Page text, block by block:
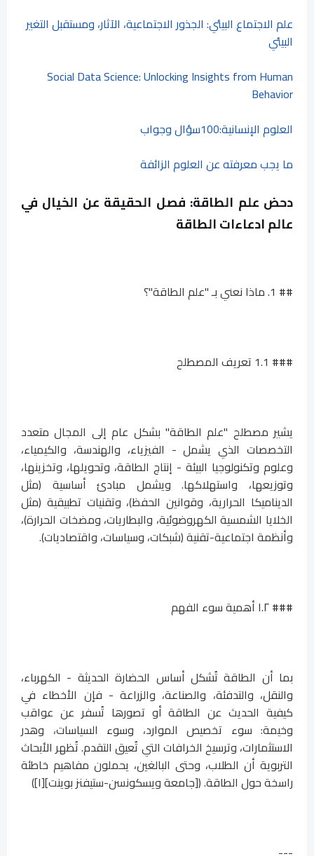
علم الاجتماع البيئي: الجذور الاجتماعية، الآثار، ومستقبل التغير
البيئي
Social Data Science: Unlocking Insights from Human
Behavior
العلوم الإنسانية:100سؤال وجواب
ما يجب معرفته عن العلوم الزائفة
دحض علم الطاقة: فصل الحقيقة عن الخيال في
عالم ادعاءات الطاقة
## 1. ماذا نعني بـ "علم الطاقة"؟
### 1.1 تعريف المصطلح
يشير مصطلح "علم الطاقة" بشكل عام إلى المجال متعدد
التخصصات الذي يشمل - الفيزياء، والهندسة، والكيمياء،
وعلوم وتكنولوجيا البيئة - إنتاج الطاقة، وتحويلها، وتخزينها،
وتوزيعها، واستهلاكها. ويشمل مبادئ أساسية (مثل
الديناميكا الحرارية، وقوانين الحفظ)، وتقنيات تطبيقية (مثل
الخلايا الشمسية الكهروضوئية، والبطاريات، ومضخات الحرارة)،
وأنظمة اجتماعية-تقنية (شبكات، وسياسات، واقتصاديات).
### ١.٢ أهمية سوء الفهم
بما أن الطاقة تُشكل أساس الحضارة الحديثة - الكهرباء،
والنقل، والتدفئة، والصناعة، والزراعة - فإن الأخطاء في
كيفية الحديث عن الطاقة أو تصورها تُسفر عن عواقب
وخيمة: سوء تخصيص الموارد، وسوء السياسات، وهدر
الاستثمارات، وترسيخ الخرافات التي تُعيق التقدم. تُظهر الأبحاث
التربوية أن الطلاب، وحتى البالغين، يحملون مفاهيم خاطئة
راسخة حول الطاقة. ([جامعة ويسكونسن-ستيفنز بوينت][١])